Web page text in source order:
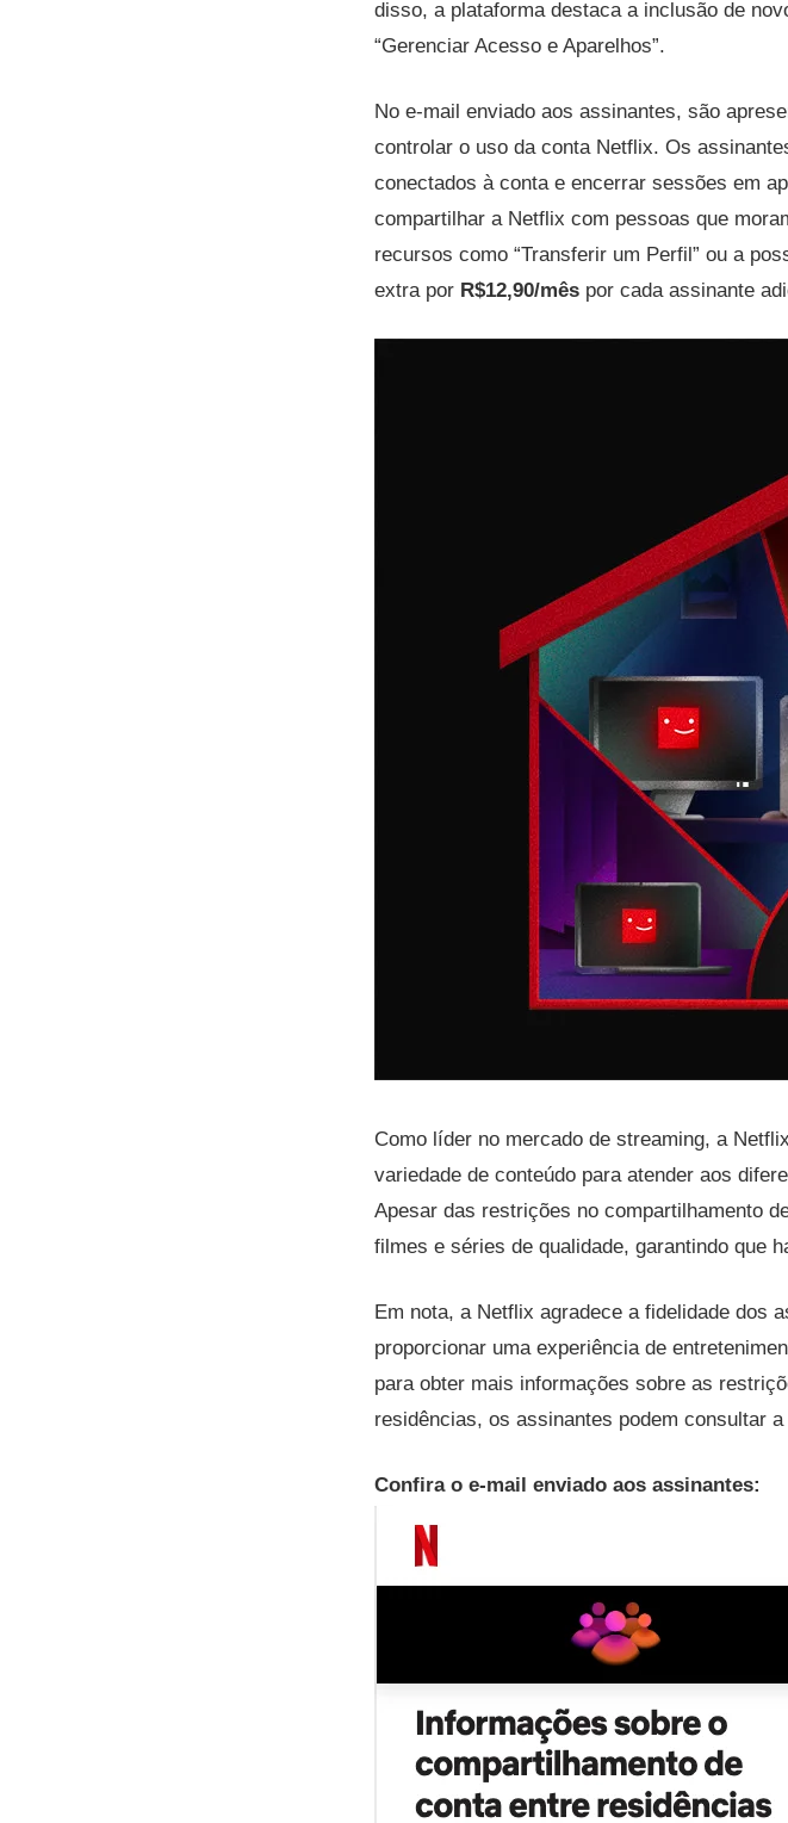
disso, a plataforma destaca a inclusão de
“Gerenciar Acesso e Aparelhos”.
No e-mail enviado aos assinantes, são
controlar o uso da conta Netflix. Os
conectados à conta e encerrar sessões em
compartilhar a Netflix com pessoas que
recursos como “Transferir um Perfil” ou a
extra por R$12,90/mês por cada assinante
Como líder no mercado de streaming, a
variedade de conteúdo para atender aos
Apesar das restrições no compartilhamento
filmes e séries de qualidade, garantindo que
Em nota, a Netflix agradece a fidelidade dos
proporcionar uma experiência de
para obter mais informações sobre as
residências, os assinantes podem consultar
Confira o e-mail enviado aos assinantes: